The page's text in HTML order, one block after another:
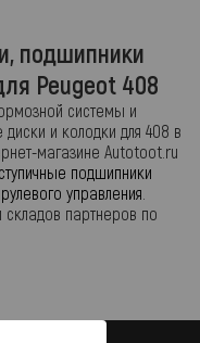
подшипники
Peugeot 408
системы и
и колодки для 408 в
магазине Autotoot.ru
подшипники
управления
партнеров по